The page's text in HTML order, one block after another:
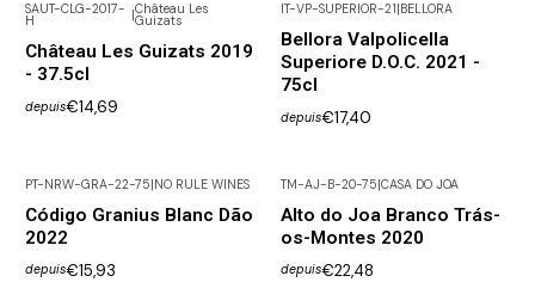
SAUT-CLG-2017-
H |Château Les
Guizats
Château Les Guizats 2019
- 37.5cl
depuis€14,69
IT-VP-SUPERIOR-21 BELLORA
Bellora Valpolicella
Superiore D.O.C. 2021 -
75cl
depuis€17,40
PT-NRW-GRA-22-75|NO RULE WINES
Código Granius Blanc Dão
2022
depuis€15,93
TM-AJ-B-20-75|CASA DO JOA
Alto do Joa Branco Trás-
os-Montes 2020
depuis€22,48